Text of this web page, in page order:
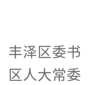
丰泽区委书
区人大常委